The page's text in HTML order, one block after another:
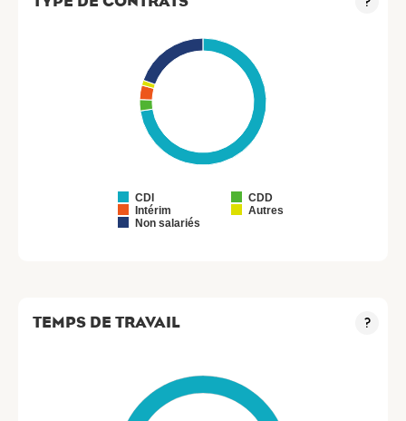
CDI
CDD
Intérim
Autres
Non salariés
TEMPS DE TRAVAIL ?